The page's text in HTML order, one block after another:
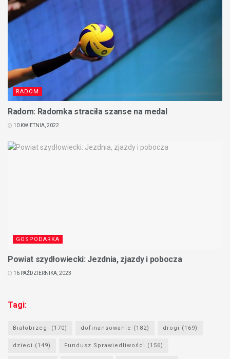
RADOM
Radom: Radomka straciła szanse na medal
10 KWIETNIA, 2022
GOSPODARKA
Powiat szydłowiecki: Jezdnia, zjazdy i pobocza
16 PAŹDZIERNIKA, 2023
Tagi:
Białobrzegi (170) dofinansowanie (182) drogi (169)
dzieci (149) Fundusz Sprawiedliwości (156)